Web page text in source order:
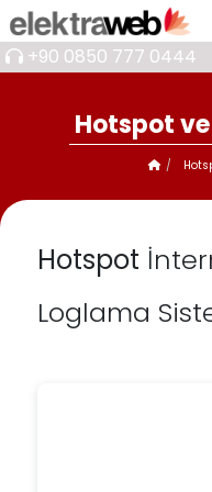
+90 0850 777 0444
Hotspot
Hotspot
Loglama